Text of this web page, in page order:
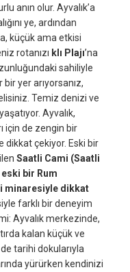
anın olur. Ayvalık’a
ye, ardından
küçük ama etkisi
rotanızı klı Plajı’na
sahiliyle
yer arıyorsanız,
Temiz denizi ve
Ayvalık,
için de zengin bir
dikkat çekiyor. Eski bir
Saatli Cami (Saatli
eski bir Rum
minaresiyle dikkat
farklı bir deneyim
Ayvalık merkezinde,
kalan küçük ve
de tarihi dokularıyla
yürürken kendinizi